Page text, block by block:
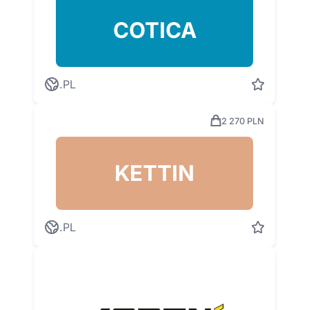
COTICA
.PL
2 270 PLN
KETTIN
.PL